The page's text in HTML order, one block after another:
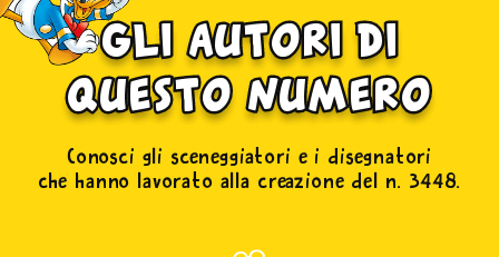
gli autori di
questo numero
Conosci gli sceneggiatori e i disegnatori
che hanno lavorato alla creazione del n. 3448.